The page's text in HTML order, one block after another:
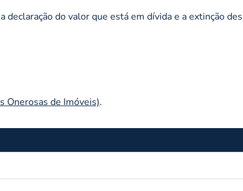
do valor que está em dívida e a extinção
Onerosas de Imóveis).